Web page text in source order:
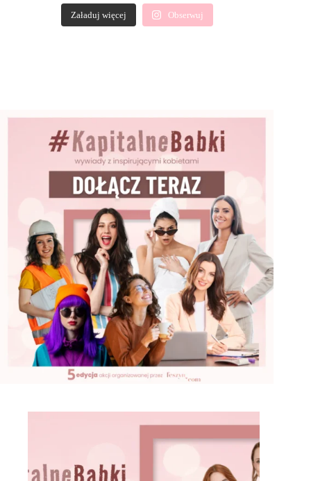
Załaduj więcej Obserwuj